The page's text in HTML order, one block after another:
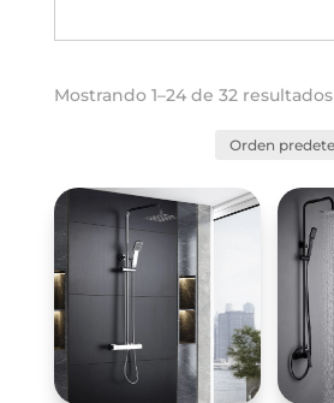
Mostrando 1–24 de 32 resultados